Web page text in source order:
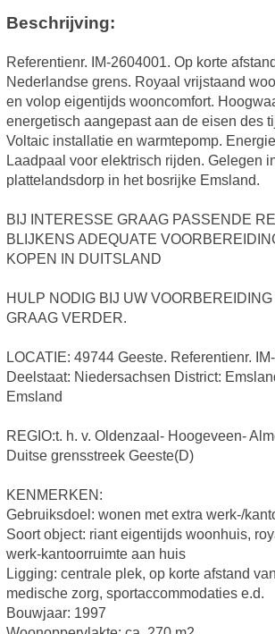
Beschrijving:
Referentienr. IM-2604001. Op korte
Nederlandse grens. Royaal vrijstaand
en volop eigentijds wooncomfort.
energetisch aangepast aan de eisen des
Voltaic installatie en warmtepomp.
Laadpaal voor elektrisch rijden. Gelegen
plattelandsdorp in het bosrijke Emsland.
BIJ INTERESSE GRAAG PASSENDE
BLIJKENS ADEQUATE
KOPEN IN DUITSLAND
HULP NODIG BIJ UW
GRAAG VERDER.
LOCATIE: 49744 Geeste. Referentienr.
Deelstaat: Niedersachsen District:
Emsland
REGIO:t. h. v. Oldenzaal- Hoogeveen-
Duitse grensstreek Geeste(D)
KENMERKEN:
Gebruiksdoel: wonen met extra werk-/
Soort object: riant eigentijds woonhuis,
werk-kantoorruimte aan huis
Ligging: centrale plek, op korte afstand
medische zorg, sportaccommodaties e.d.
Bouwjaar: 1997